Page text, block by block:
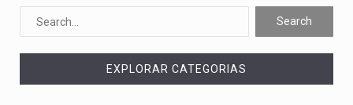
O programa, cuja implementação está prevista entre abril de 2026…
A nova legislação estabelece um prazo de 180 dias para…
EXPLORAR CATEGORIAS